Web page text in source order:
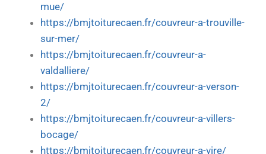
mue/
https://bmjtoiturecaen.fr/couvreur-a-trouville-
sur-mer/
https://bmjtoiturecaen.fr/couvreur-a-
valdalliere/
https://bmjtoiturecaen.fr/couvreur-a-verson-
2/
https://bmjtoiturecaen.fr/couvreur-a-villers-
bocage/
https://bmjtoiturecaen.fr/couvreur-a-vire/